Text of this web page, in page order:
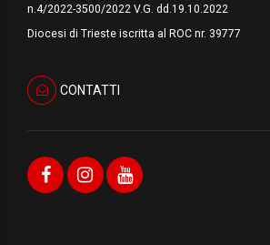
n.4/2022-3500/2022 V.G. dd.19.10.2022
Diocesi di Trieste iscritta al ROC nr. 39777
CONTATTI